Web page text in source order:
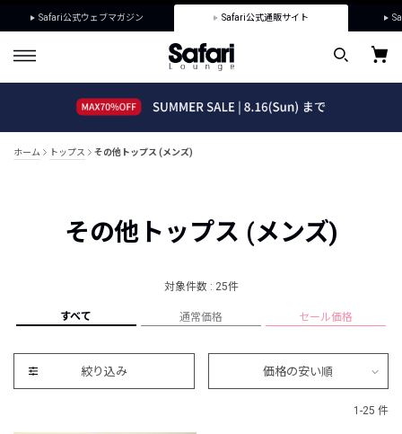
Safari公式ウェブマガジン Safari公式通販サイト
ホーム トップス その他トップス (メンズ)
その他トップス (メンズ)
対象件数 : 25件
すべて 通常価格 セール価格
絞り込み 価格の安い順
1-25 件